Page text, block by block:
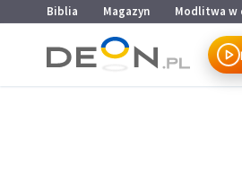
Przejdź do menu głównego
Przejdź do treści
Biblia Magazyn Modlitwa w